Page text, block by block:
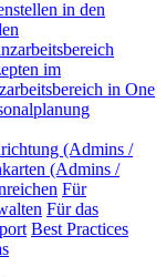
in den
im
in One
(Admins /
(Admins /
Für
Für das
Best Practices